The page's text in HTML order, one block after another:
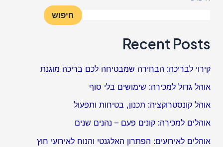
חיפוש
Recent Posts
קירוי לבריכה: הבחירה שמבטיחה לכם בריכה מוגנת
אוהל גדול למכירה: שימושים בלי סוף
אוהל קונסטרוקציה: תכנון, בטיחות ותפעול
אוהלים למכירה: קונים פעם – נהנים שנים
אוהלים לאירועים: הפתרון האלגנטי והנוח לאירועי חוץ